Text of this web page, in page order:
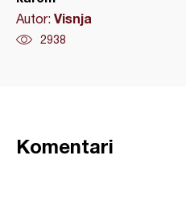
Autor: Visnja
2938
Komentari